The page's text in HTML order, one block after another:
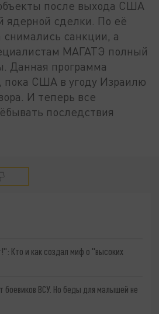
после выхода США
ядерной сделки. По её
санкции, а
МАГАТЭ полный
Данная программа
пока США в угоду Израилю
И теперь все
последствия
Кто и как создал миф о "высоких
боевиков ВСУ. Но беды для малышей не